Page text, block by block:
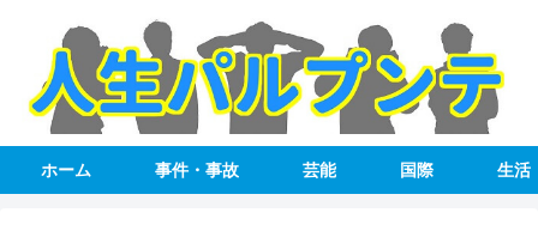
ホーム 事件・事故 芸能 国際 生活